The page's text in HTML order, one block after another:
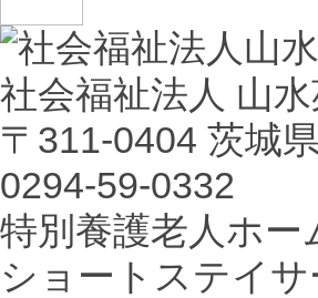
社会福祉法人 山
〒311-0404 茨城
0294-59-0332
特別養護老人ホー
ショートステイ